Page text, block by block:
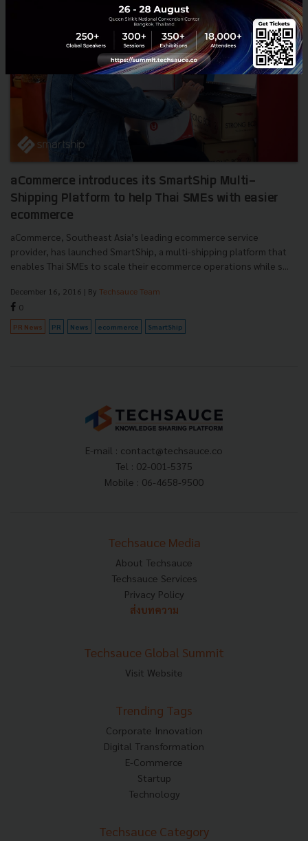
aCommerce introduces its SmartShip Multi-
Shipping Platform to help Thai SMEs with easier
ecommerce
aCommerce, Southeast Asia’s leading ecommerce service
provider, has launched SmartShip, a multi-shipping platform that
enables Thai SMEs to scale their ecommerce operations while s...
December 16, 2016 | By Techsauce Team
0
PR News PR News ecommerce SmartShip
E-mail : contact@techsauce.co
Tel : 02-001-5375
Mobile : 06-4658-9500
Techsauce Media
About Techsauce
Techsauce Services
Privacy Policy
ส่งบทความ
Techsauce Global Summit
Visit Website
Trending Tags
Corporate Innovation
Digital Transformation
E-Commerce
Startup
Technology
Techsauce Category